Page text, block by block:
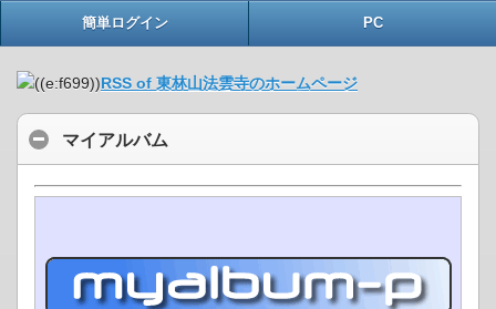
簡単ログイン PC
RSS of 東林山法雲寺のホームページ
マイアルバム